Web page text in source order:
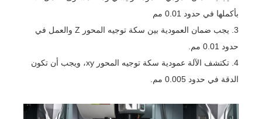
بأكملها في حدود 0.01 مم
3. يجب ضمان العمودية بين سكة توجيه المحور Z والعمل في
حدود 0.01 مم.
4. تكتشف الآلة عمودية سكة توجيه المحور xy، ويجب أن تكون
الدقة في حدود 0.005 مم.